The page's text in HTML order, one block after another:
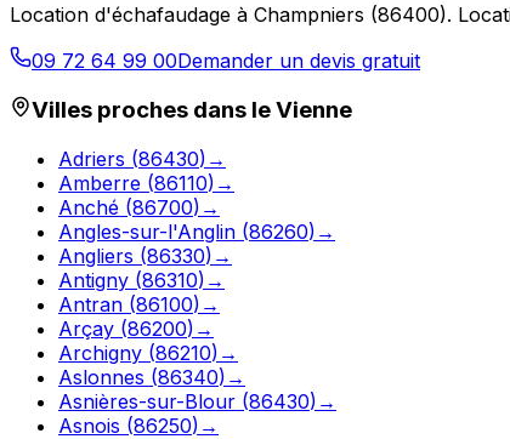
Location d'échafaudage à Champniers (86400).
09 72 64 99 00Demander un devis gratuit
Villes proches dans leVienne
Adriers (86430) →
Amberre (86110) →
Anché (86700) →
Angles-sur-l'Anglin (86260) →
Angliers (86330) →
Antigny (86310) →
Antran (86100) →
Arçay (86200) →
Archigny (86210) →
Aslonnes (86340) →
Asnières-sur-Blour (86430) →
Asnois (86250) →